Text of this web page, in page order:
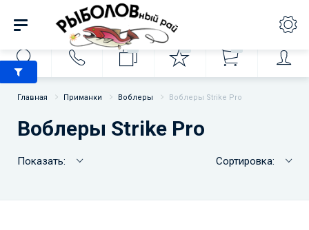
Главная Приманки Воблеры Воблеры Strike Pro
Воблеры Strike Pro
Показать: Сортировка: